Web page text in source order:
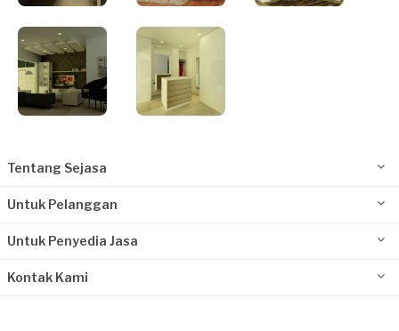
Tentang Sejasa
Untuk Pelanggan
Untuk Penyedia Jasa
Kontak Kami